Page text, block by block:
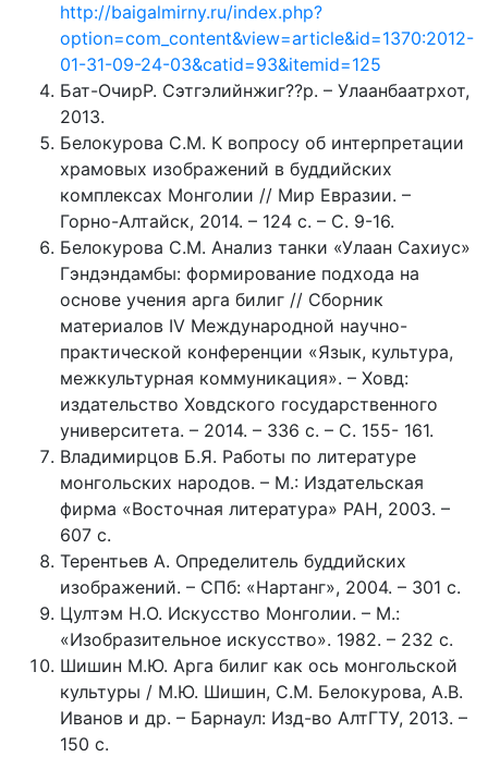
http://baigalmirny.ru/index.php?
option=com_content&view=article&id=1370:2012-
01-31-09-24-03&catid=93&itemid=125
Бат-ОчирР. Сэтгэлийнжиг??р. – Улаанбаатрхот,
2013.
Белокурова С.М. К вопросу об интерпретации
храмовых изображений в буддийских
комплексах Монголии // Мир Евразии. –
Горно-Алтайск, 2014. – 124 с. – С. 9-16.
Белокурова С.М. Анализ танки «Улаан Сахиус»
Гэндэндамбы: формирование подхода на
основе учения арга билиг // Сборник
материалов IV Международной научно-
практической конференции «Язык, культура,
межкультурная коммуникация». – Ховд:
издательство Ховдского государственного
университета. – 2014. – 336 с. – С. 155- 161.
Владимирцов Б.Я. Работы по литературе
монгольских народов. – М.: Издательская
фирма «Восточная литература» РАН, 2003. –
607 с.
Терентьев А. Определитель буддийских
изображений. – СПб: «Нартанг», 2004. – 301 с.
Цултэм Н.О. Искусство Монголии. – М.:
«Изобразительное искусство». 1982. – 232 с.
Шишин М.Ю. Арга билиг как ось монгольской
культуры / М.Ю. Шишин, С.М. Белокурова, А.В.
Иванов и др. – Барнаул: Изд-во АлтГТУ, 2013. –
150 с.